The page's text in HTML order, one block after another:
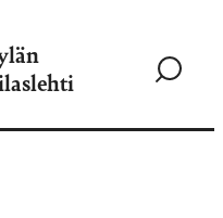
Siirry